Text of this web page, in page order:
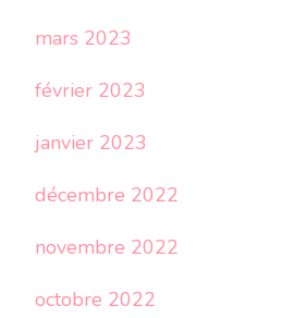
mars 2023
février 2023
janvier 2023
décembre 2022
novembre 2022
octobre 2022